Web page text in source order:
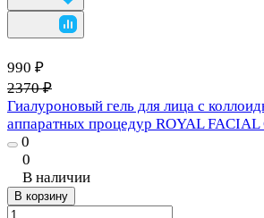
990 ₽
2370 ₽
Гиалуроновый гель для лица с
аппаратных процедур ROYAL FACIAL
0
0
В наличии
В корзину